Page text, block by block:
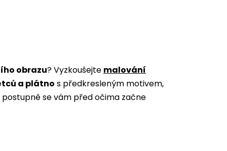
obrazu? Vyzkoušejte malování
a plátno s předkresleným motivem,
se vám před očima začne